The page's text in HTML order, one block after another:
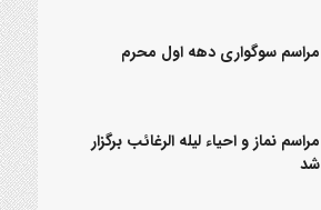
مراسم سوگواری دهه اول محرم
مراسم نماز و احیاء لیله الرغائب برگزار
شد